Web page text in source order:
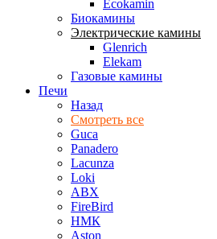
Ecokamin
Биокамины
Электрические камины
Glenrich
Elekam
Газовые камины
Печи
Назад
Смотреть все
Guca
Panadero
Lacunza
Loki
ABX
FireBird
НМК
Aston